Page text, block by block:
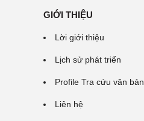
GIỚI THIỆU
Lời giới thiệu
Lịch sử phát triển
Profile Tra cứu văn bản
Liên hệ